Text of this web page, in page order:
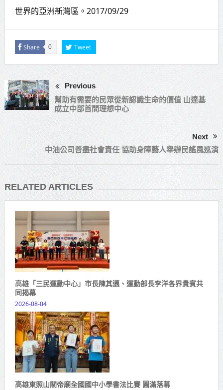
世界的亞洲新灣區。2017/09/29
Share 0 Tweet
Previous
幫助有需要的民眾從新認識生命的價值 山達基
成立中部首間理想中心
Next
中油公司善盡社會責任 協助身障藝人舉辦民謠風巡演
RELATED ARTICLES
高雄「三民運動中心」市長陳其邁、運動部長李洋各界貴賓共
同揭幕
2026-08-04
高雄東照山關帝廟全國國中小學書法比賽 圓滿落幕